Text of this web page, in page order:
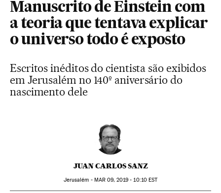
Manuscrito de Einstein com
a teoria que tentava explicar
o universo todo é exposto
Escritos inéditos do cientista são exibidos
em Jerusalém no 140º aniversário do
nascimento dele
JUAN CARLOS SANZ
Jerusalém - MAR 09, 2019 - 10:10EST